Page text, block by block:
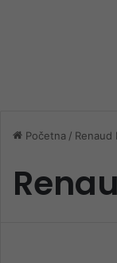
Početna / Renaud